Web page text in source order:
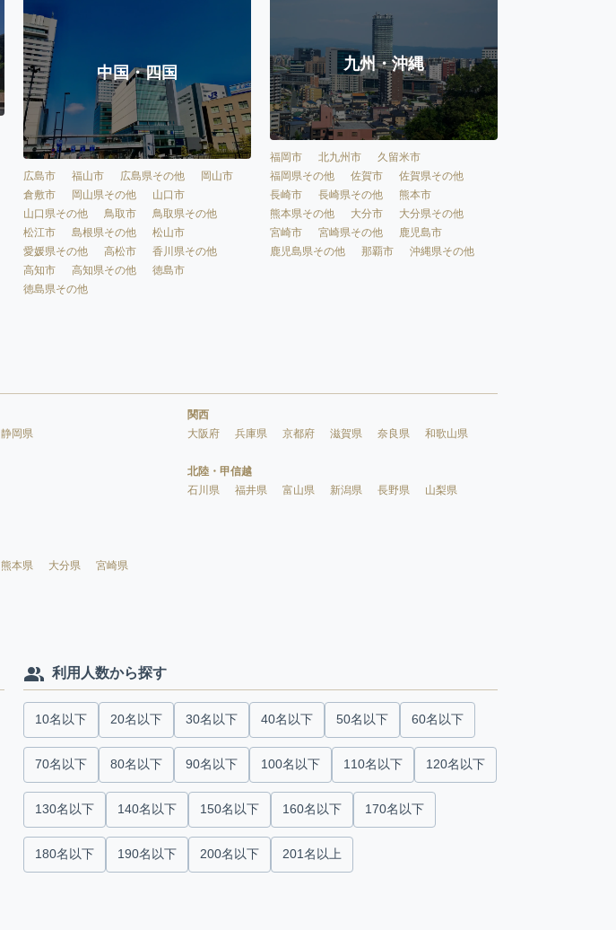
中国・四国
広島市 福山市 広島県その他
岡山市
倉敷市
岡山県その他
山口市
山口県その他
鳥取市
鳥取県その他
松江市
島根県その他
松山市
愛媛県その他
高松市
香川県その他
高知市
高知県その他
徳島市
徳島県その他
九州・沖縄
福岡市 北九州市
久留米市
福岡県その他
佐賀市
佐賀県その他
長崎市
長崎県その他
熊本市
熊本県その他
大分市
大分県その他
宮崎市
宮崎県その他
鹿児島市
鹿児島県その他
那覇市 沖縄県その他
静岡県
関西
大阪府
兵庫県 京都府 滋賀県 奈良県 和歌山県
北陸・甲信越
石川県
福井県 富山県 新潟県 長野県 山梨県
熊本県 大分県
宮崎県
利用人数から探す
10名以下 20名以下 30名以下 40名以下 50名以下 60名以下
70名以下 80名以下 90名以下 100名以下 110名以下 120名以下
130名以下 140名以下 150名以下 160名以下 170名以下
180名以下 190名以下 200名以下 201名以上